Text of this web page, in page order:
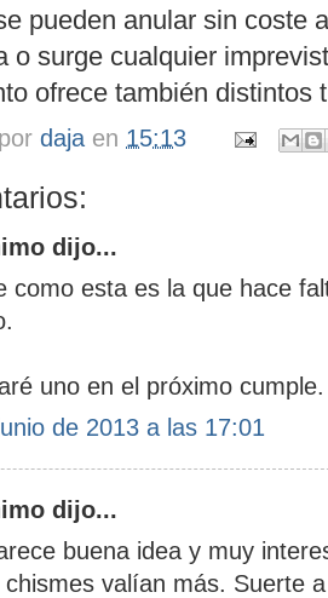
pueden anular sin coste
o surge cualquier
ofrece también distintos
daja en 15:13
dijo...
como esta es la que hace
uno en el próximo cumple.
de 2013 a las 17:01
dijo...
buena idea y muy
valían más. Suerte